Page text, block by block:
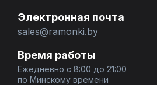
Электронная почта
sales@ramonki.by
Время работы
Ежедневно с 8:00 до 21:00
по Минскому времени